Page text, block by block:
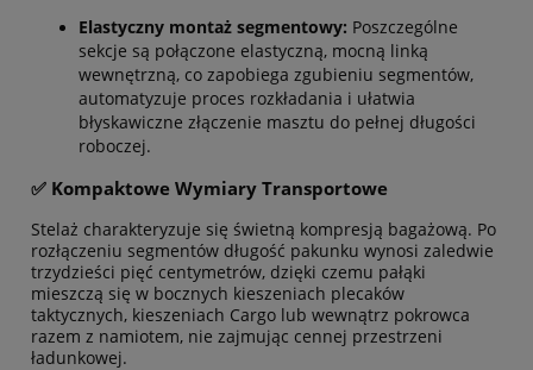
Elastyczny montaż segmentowy: Poszczególne
sekcje są połączone elastyczną, mocną linką
wewnętrzną, co zapobiega zgubieniu segmentów,
automatyzuje proces rozkładania i ułatwia
błyskawiczne złączenie masztu do pełnej długości
roboczej.
✅ Kompaktowe Wymiary Transportowe
Stelaż charakteryzuje się świetną kompresją bagażową. Po
rozłączeniu segmentów długość pakunku wynosi zaledwie
trzydzieści pięć centymetrów, dzięki czemu pałąki
mieszczą się w bocznych kieszeniach plecaków
taktycznych, kieszeniach Cargo lub wewnątrz pokrowca
razem z namiotem, nie zajmując cennej przestrzeni
ładunkowej.